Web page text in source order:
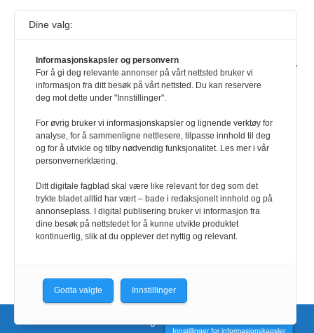
Journalist fra Vietnam idømt 7 års fengsel
Kommunistpartiet i Vietnam har total kontroll over alle offisielle medier,
aviser, TV- og radiokanaler. For å lese denne må du ha abonnement
Logg inn her Ny abonnent? Velg Årsabonnement, Månedsabonnement
og bedrifter.
Redaksjonen
Nettsidene utvikles og driftes av CoreTrek AS.
Innstillinger for informasjonskapsler
Dine valg:
Informasjonskapsler og personvern
For å gi deg relevante annonser på vårt nettsted bruker vi
informasjon fra ditt besøk på vårt nettsted. Du kan reservere
deg mot dette under "Innstillinger".
For øvrig bruker vi informasjonskapsler og lignende verktøy for
analyse, for å sammenligne nettlesere, tilpasse innhold til deg
og for å utvikle og tilby nødvendig funksjonalitet. Les mer i vår
personvernerklæring.
Ditt digitale fagblad skal være like relevant for deg som det
trykte bladet alltid har vært – bade i redaksjonelt innhold og på
annonseplass. I digital publisering bruker vi informasjon fra
dine besøk på nettstedet for å kunne utvikle produktet
kontinuerlig, slik at du opplever det nyttig og relevant.
Godta valgte Innstillinger